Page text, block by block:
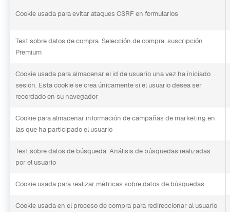
Cookie usada para evitar ataques CSRF en formularios
Test sobre datos de compra. Selección de compra, suscripción
Premium
Cookie usada para almacenar el id de usuario una vez ha iniciado
sesión. Esta cookie se crea únicamente si el usuario desea ser
recordado en su navegador
Cookie para almacenar información de campañas de marketing en
las que ha participado el usuario
Test sobre datos de búsqueda. Análisis de búsquedas realizadas
por el usuario
Cookie usada para realizar métricas sobre datos de búsquedas
Cookie usada en el proceso de compra para redireccionar al usuario